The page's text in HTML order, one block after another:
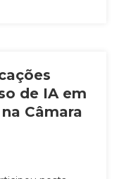
de IA em
Câmara